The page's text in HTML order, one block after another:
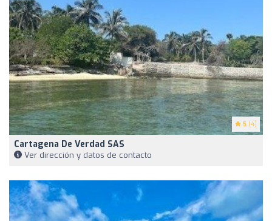
5 (4)
Cartagena De Verdad SAS
Ver dirección y datos de contacto